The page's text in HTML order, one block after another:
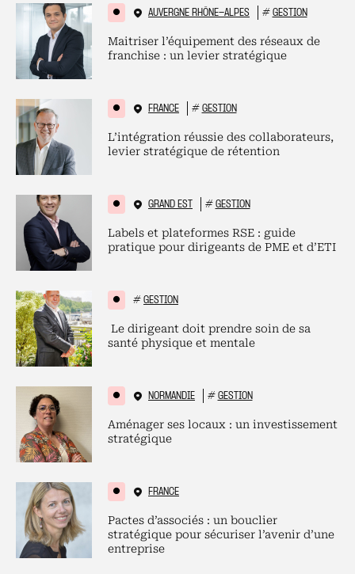
AUVERGNE RHÔNE-ALPES # GESTION
Maitriser l’équipement des réseaux de
franchise : un levier stratégique
FRANCE # GESTION
L’intégration réussie des collaborateurs,
levier stratégique de rétention
GRAND EST # GESTION
Labels et plateformes RSE : guide
pratique pour dirigeants de PME et d’ETI
# GESTION
Le dirigeant doit prendre soin de sa
santé physique et mentale
NORMANDIE # GESTION
Aménager ses locaux : un investissement
stratégique
FRANCE
Pactes d’associés : un bouclier
stratégique pour sécuriser l’avenir d’une
entreprise